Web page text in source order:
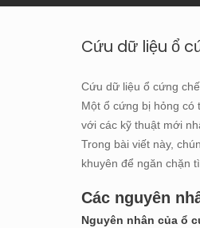
Cứu dữ liệu ổ
Cứu dữ liệu ổ cứng
Một ổ cứng bị hỏng có
với các kỹ thuật mới
Trong bài viết này,
khuyên để ngăn chặn
Các nguyên
Nguyên nhân của ổ